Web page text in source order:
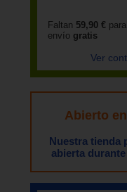
Faltan 59,90 €
envío gratis
Ver
Abierto
Nuestra tienda
abierta